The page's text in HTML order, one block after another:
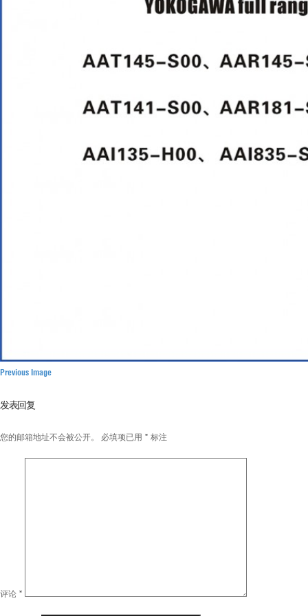
Previous Image
发表回复
您的邮箱地址不会被公开。 必填项已用 * 标注
评论 *